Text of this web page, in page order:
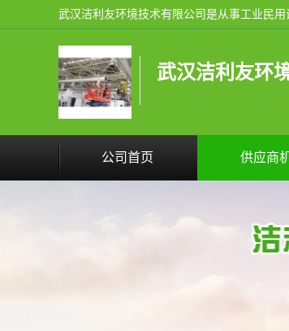
武汉洁利友环
公司首页 供应商